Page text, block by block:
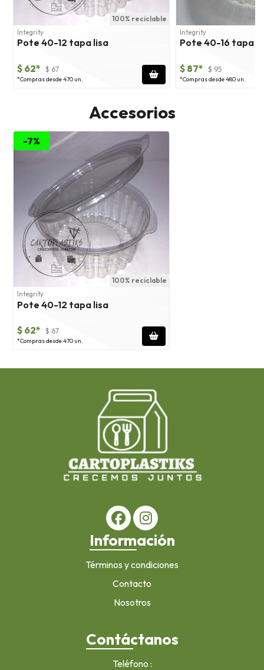
100% reciclable
Integrity
Pote 40-12 tapa lisa
$ 62* $ 67
*Compras desde 470 un.
Integrity
Pote 40-16 tapa
$ 87* $ 95
*Compras desde 480 un.
Accesorios
-7%
100% reciclable
Integrity
Pote 40-12 tapa lisa
$ 62* $ 67
*Compras desde 470 un.
Información
Términos y condiciones
Contacto
Nosotros
Contáctanos
Teléfono